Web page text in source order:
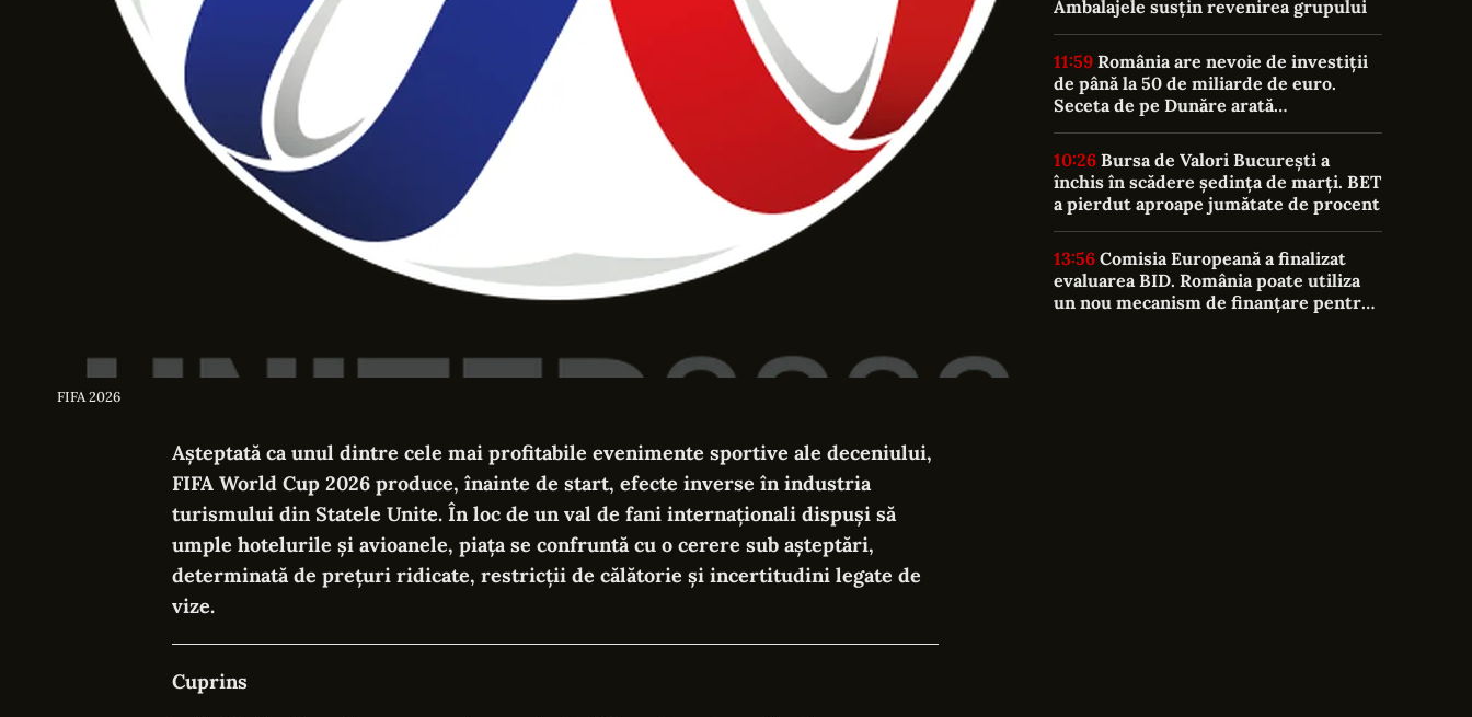
FIFA 2026
Așteptată ca unul dintre cele mai profitabile evenimente sportive ale deceniului,
FIFA World Cup 2026 produce, înainte de start, efecte inverse în industria
turismului din Statele Unite. În loc de un val de fani internaționali dispuși să
umple hotelurile și avioanele, piața se confruntă cu o cerere sub așteptări,
determinată de prețuri ridicate, restricții de călătorie și incertitudini legate de
vize.
Cuprins
Ambalajele susțin revenirea grupului
11:59
de până la 50 de miliarde de euro.
Seceta de pe Dunăre arată
vulnerabilitatea sistemului energetic
10:26
închis în scădere ședința de marți. BET
a pierdut aproape jumătate de procent
13:56
evaluarea BID. România poate utiliza
un nou mecanism de finanțare pentru